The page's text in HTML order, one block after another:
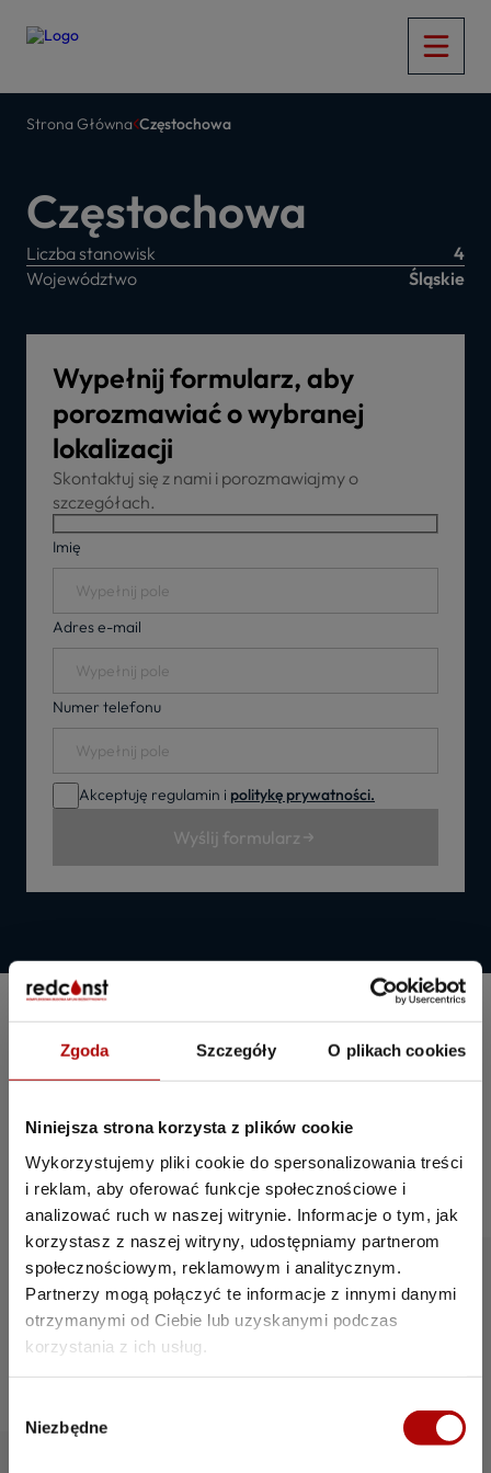
Zgoda Szczegóły O plikach cookies
Niniejsza strona korzysta z plików cookie
Wykorzystujemy pliki cookie do spersonalizowania treści
i reklam, aby oferować funkcje społecznościowe i
analizować ruch w naszej witrynie. Informacje o tym, jak
korzystasz z naszej witryny, udostępniamy partnerom
społecznościowym, reklamowym i analitycznym.
Partnerzy mogą połączyć te informacje z innymi danymi
otrzymanymi od Ciebie lub uzyskanymi podczas
korzystania z ich usług.
Niezbędne
Strona Główna Częstochowa
Częstochowa
Liczba stanowisk
4
Województwo
Śląskie
Wypełnij formularz, aby
porozmawiać o wybranej
lokalizacji
Skontaktuj się z nami i porozmawiajmy o
szczegółach.
Imię
Adres e-mail
Numer telefonu
Akceptuję regulamin i politykę prywatności.
Wyślij formularz
RedConst – nowoczesna myjnia w
Częstochowie. Miasto o dużym natężeniu
ruchu i silnym zapleczu handlowo-
usługowym to doskonała lokalizacja dla
myjni RedConst – łączącej wygodę,
nowoczesność i dostępność 24/7.